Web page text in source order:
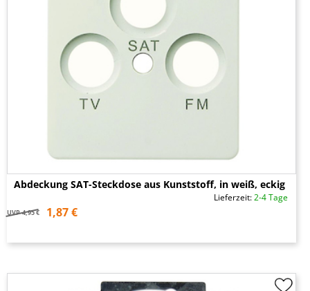
Abdeckung SAT-Steckdose aus Kunststoff, in weiß, eckig
Lieferzeit:2-4 Tage
UVP 4,95 € 1,87 €